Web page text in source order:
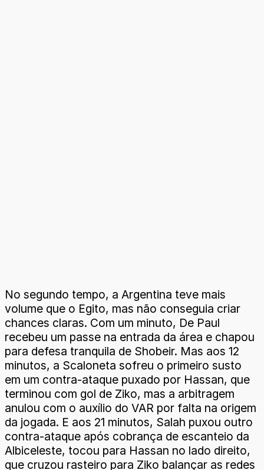
No segundo tempo, a Argentina teve mais
volume que o Egito, mas não conseguia criar
chances claras. Com um minuto, De Paul
recebeu um passe na entrada da área e chapou
para defesa tranquila de Shobeir. Mas aos 12
minutos, a Scaloneta sofreu o primeiro susto
em um contra-ataque puxado por Hassan, que
terminou com gol de Ziko, mas a arbitragem
anulou com o auxílio do VAR por falta na origem
da jogada. E aos 21 minutos, Salah puxou outro
contra-ataque após cobrança de escanteio da
Albiceleste, tocou para Hassan no lado direito,
que cruzou rasteiro para Ziko balançar as redes